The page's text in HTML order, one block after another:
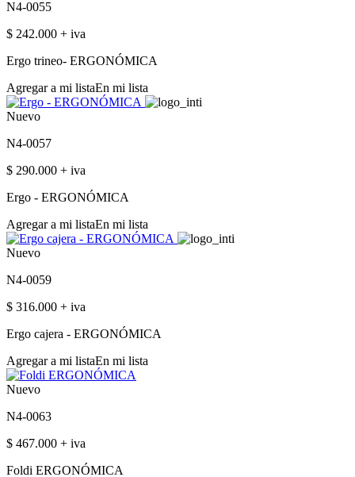
N4-0055
$ 242.000 + iva
Ergo trineo- ERGONÓMICA
Agregar a mi listaEn mi lista
Nuevo
N4-0057
$ 290.000 + iva
Ergo - ERGONÓMICA
Agregar a mi listaEn mi lista
Nuevo
N4-0059
$ 316.000 + iva
Ergo cajera - ERGONÓMICA
Agregar a mi listaEn mi lista
Nuevo
N4-0063
$ 467.000 + iva
Foldi ERGONÓMICA